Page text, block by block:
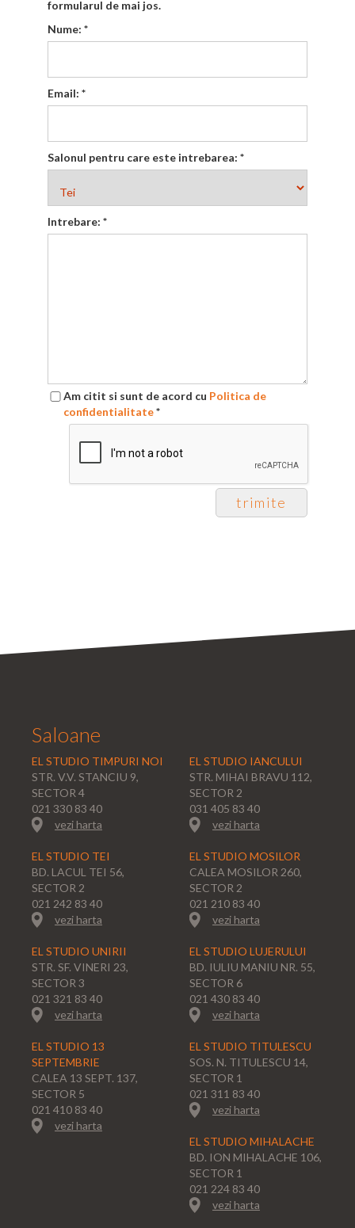
formularul de mai jos.
Nume: *
Email: *
Salonul pentru care este intrebarea: *
Intrebare: *
Am citit si sunt de acord cu Politica de
confidentialitate*
Saloane
EL STUDIO TIMPURI NOI
STR. V.V. STANCIU 9,
SECTOR 4
021 330 83 40
vezi harta
EL STUDIO IANCULUI
STR. MIHAI BRAVU 112,
SECTOR 2
031 405 83 40
vezi harta
EL STUDIO TEI
BD. LACUL TEI 56,
SECTOR 2
021 242 83 40
vezi harta
EL STUDIO MOSILOR
CALEA MOSILOR 260,
SECTOR 2
021 210 83 40
vezi harta
EL STUDIO UNIRII
STR. SF. VINERI 23,
SECTOR 3
021 321 83 40
vezi harta
EL STUDIO LUJERULUI
BD. IULIU MANIU NR. 55,
SECTOR 6
021 430 83 40
vezi harta
EL STUDIO 13
SEPTEMBRIE
CALEA 13 SEPT. 137,
SECTOR 5
021 410 83 40
vezi harta
EL STUDIO TITULESCU
SOS. N. TITULESCU 14,
SECTOR 1
021 311 83 40
vezi harta
EL STUDIO MIHALACHE
BD. ION MIHALACHE 106,
SECTOR 1
021 224 83 40
vezi harta